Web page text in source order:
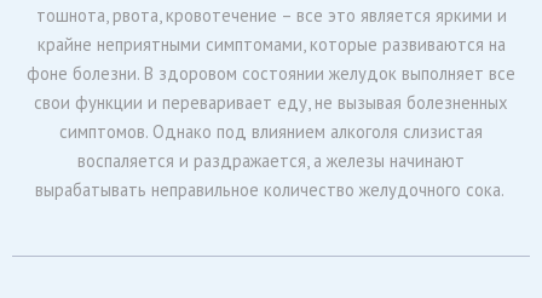
тошнота, рвота, кровотечение – все это является яркими и
крайне неприятными симптомами, которые развиваются на
фоне болезни. В здоровом состоянии желудок выполняет все
свои функции и переваривает еду, не вызывая болезненных
симптомов. Однако под влиянием алкоголя слизистая
воспаляется и раздражается, а железы начинают
вырабатывать неправильное количество желудочного сока.